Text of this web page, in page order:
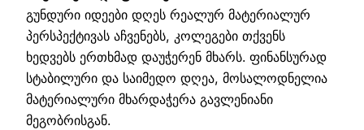
გუნდური იდეები დღეს რეალურ მატერიალურ
პერსპექტივას აჩვენებს, კოლეგები თქვენს
ხედვებს ერთხმად დაუჭერენ მხარს. ფინანსურად
სტაბილური და საიმედო დღეა, მოსალოდნელია
მატერიალური მხარდაჭერა გავლენიანი
მეგობრისგან.